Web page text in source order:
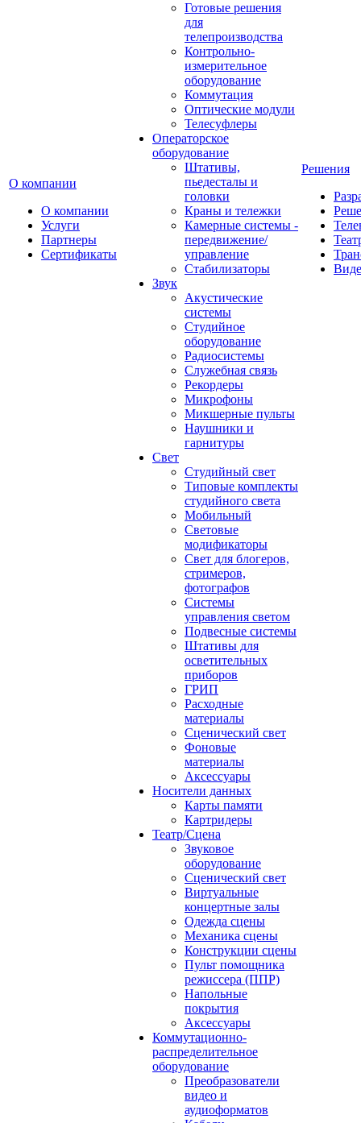
О компании
О компании
Услуги
Партнеры
Сертификаты
Готовые решения
для
телепроизводства
Контрольно-
измерительное
оборудование
Коммутация
Оптические модули
Телесуфлеры
Операторское
оборудование
Штативы,
пьедесталы и
головки
Краны и тележки
Камерные системы -
передвижение/
управление
Стабилизаторы
Звук
Акустические
системы
Студийное
оборудование
Радиосистемы
Служебная связь
Рекордеры
Микрофоны
Микшерные пульты
Наушники и
гарнитуры
Свет
Студийный свет
Типовые комплекты
студийного света
Мобильный
Световые
модификаторы
Свет для блогеров,
стримеров,
фотографов
Системы
управления светом
Подвесные системы
Штативы для
осветительных
приборов
ГРИП
Расходные
материалы
Сценический свет
Фоновые
материалы
Аксессуары
Носители данных
Карты памяти
Картридеры
Театр/Сцена
Звуковое
оборудование
Сценический свет
Виртуальные
концертные залы
Одежда сцены
Механика сцены
Конструкции сцены
Пульт помощника
режиссера (ППР)
Напольные
покрытия
Аксессуары
Коммутационно-
распределительное
оборудование
Преобразователи
видео и
аудиоформатов
Решения